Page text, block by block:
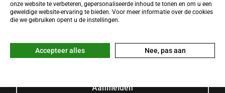
NIEUWSBRIEF
Meld je nu gratis aan voor de DTS-Nieuwsbrief en ontvang het
E-mailadres
Aanmelden
onze website te verbeteren, gepersonaliseerde inhoud te tonen en om u een
geweldige website-ervaring te bieden. Voor meer informatie over de cookies
die we gebruiken opent u de instellingen.
Accepteer alles Nee, pas aan